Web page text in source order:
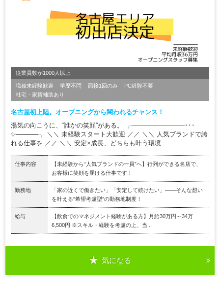
従業員数が1000人以上
職種未経験歓迎 学歴不問 面接1回のみ
PC経験不要
社宅・家賃補助あり
名古屋初上陸。オープニングから関われるチャンス！
湯気の向こうに、“誰かの笑顔”がある。 ╭────────────･･･
✨─────╮ ＼＼ 未経験スタート大歓迎 ／／ ＼＼ 人気ブランドで誇
れる仕事を ／／ ＼＼ 安定×成長、どちらも叶う環境...
仕事内容
【未経験から“人気ブランドの一員”へ】行列ができる名店で、
お客様に笑顔を届ける仕事です！
勤務地
「家の近くで働きたい」「安定して続けたい」――そんな想い
を叶える“希望考慮型”の勤務地制度！
給与
【飲食でのマネジメント経験がある方】月給30万円～34万
6,500円 ※スキル・経験を考慮の上、当...
気になる